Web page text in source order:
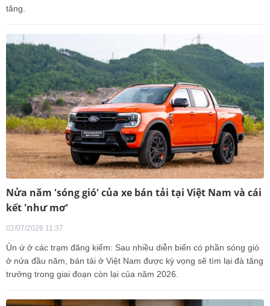
tăng.
Nửa năm 'sóng gió' của xe bán tải tại Việt Nam và cái
kết 'như mơ'
02/07/2026 11:37
Ùn ứ ở các trạm đăng kiểm: Sau nhiều diễn biến có phần sóng gió
ở nửa đầu năm, bán tải ở Việt Nam được kỳ vọng sẽ tìm lại đà tăng
trưởng trong giai đoạn còn lại của năm 2026.